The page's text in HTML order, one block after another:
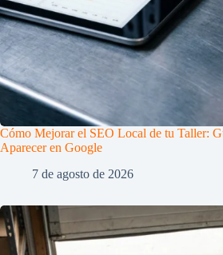
Cómo Mejorar el SEO Local de tu Taller:
Aparecer en Google
7 de agosto de 2026